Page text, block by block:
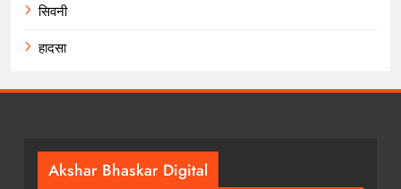
सिवनी
हादसा
Akshar Bhaskar Digital